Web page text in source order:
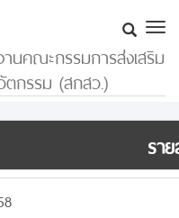
นคณะกรรมการส่งเสริม
กรรม (สกสว.)
รา